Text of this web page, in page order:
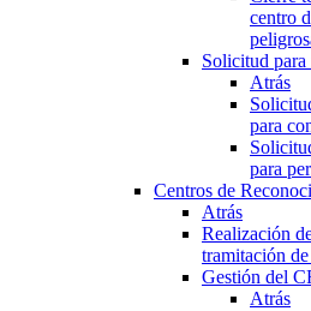
centro
Solicitud
Atrás
para
para
Centros de
Atrás
Realización
tramitación
Gestión del
Atrás